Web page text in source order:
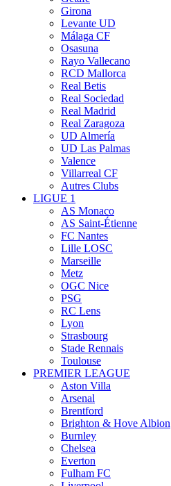
Girona
Levante UD
Málaga CF
Osasuna
Rayo Vallecano
RCD Mallorca
Real Betis
Real Sociedad
Real Madrid
Real Zaragoza
UD Almería
UD Las Palmas
Valence
Villarreal CF
Autres Clubs
LIGUE 1
AS Monaco
AS Saint-Étienne
FC Nantes
Lille LOSC
Marseille
Metz
OGC Nice
PSG
RC Lens
Lyon
Strasbourg
Stade Rennais
Toulouse
PREMIER LEAGUE
Aston Villa
Arsenal
Brentford
Brighton & Hove Albion
Burnley
Chelsea
Everton
Fulham FC